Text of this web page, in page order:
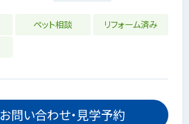
ペット相談
リフォーム済み
お問い合わせ・見学予約